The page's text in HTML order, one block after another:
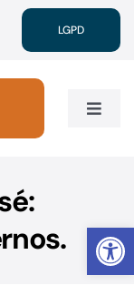
Abrir
LGPD
Toggle